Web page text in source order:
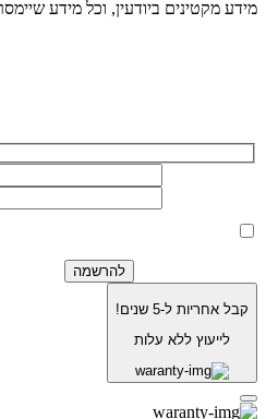
מידע מקטינים ביודעין, וכל מידע
קבל אחריות ל-5 שנים!
לייעוץ ללא עלות